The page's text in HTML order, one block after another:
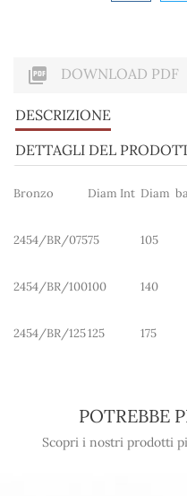
 DOWNLOAD PDF
DESCRIZIONE
DETTAGLI DEL
Bronzo Diam Int Diam
2454/BR/07575 105
2454/BR/100100 140
2454/BR/125125 175
POTREBBE
Scopri i nostri prodotti